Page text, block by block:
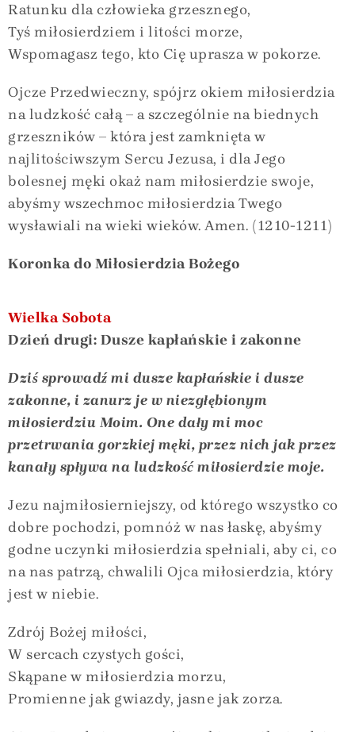
Ratunku dla człowieka grzesznego,
Tyś miłosierdziem i litości morze,
Wspomagasz tego, kto Cię uprasza w pokorze.
Ojcze Przedwieczny, spójrz okiem miłosierdzia
na ludzkość całą – a szczególnie na biednych
grzeszników – która jest zamknięta w
najlitościwszym Sercu Jezusa, i dla Jego
bolesnej męki okaż nam miłosierdzie swoje,
abyśmy wszechmoc miłosierdzia Twego
wysławiali na wieki wieków. Amen. (1210-1211)
Koronka do Miłosierdzia Bożego
Wielka Sobota
Dzień drugi: Dusze kapłańskie i zakonne
Dziś sprowadź mi dusze kapłańskie i dusze
zakonne, i zanurz je w niezgłębionym
miłosierdziu Moim. One dały mi moc
przetrwania gorzkiej męki, przez nich jak przez
kanały spływa na ludzkość miłosierdzie moje.
Jezu najmiłosierniejszy, od którego wszystko co
dobre pochodzi, pomnóż w nas łaskę, abyśmy
godne uczynki miłosierdzia spełniali, aby ci, co
na nas patrzą, chwalili Ojca miłosierdzia, który
jest w niebie.
Zdrój Bożej miłości,
W sercach czystych gości,
Skąpane w miłosierdzia morzu,
Promienne jak gwiazdy, jasne jak zorza.